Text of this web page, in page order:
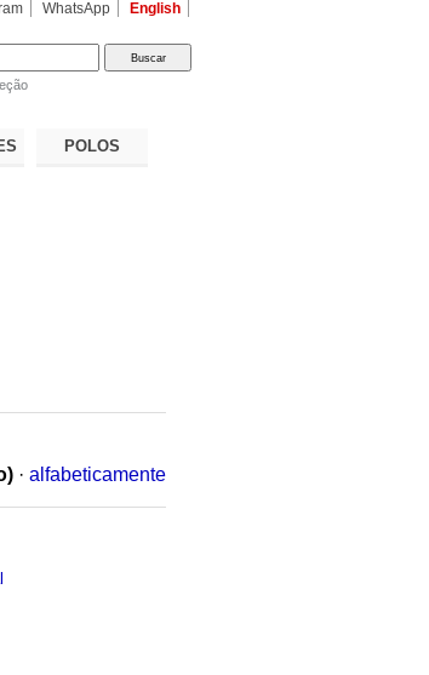
WhatsApp English
POLOS
· alfabeticamente